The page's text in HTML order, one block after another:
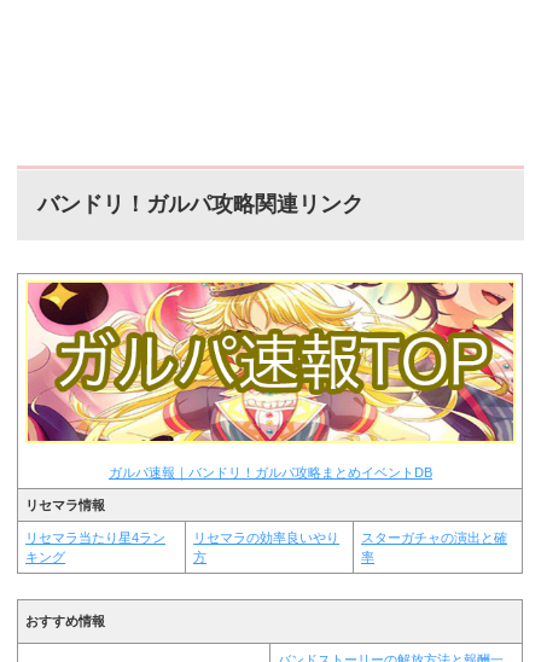
バンドリ！ガルパ攻略関連リンク
ガルパ速報｜バンドリ！ガルパ攻略まとめイベントDB
リセマラ情報
リセマラ当たり星4ラン
キング
リセマラの効率良いやり
方
スターガチャの演出と確
率
おすすめ情報